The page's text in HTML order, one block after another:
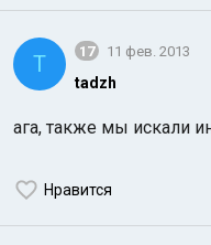
T 17 11 фев. 2013
tadzh
ага, также мы искали
Нравится